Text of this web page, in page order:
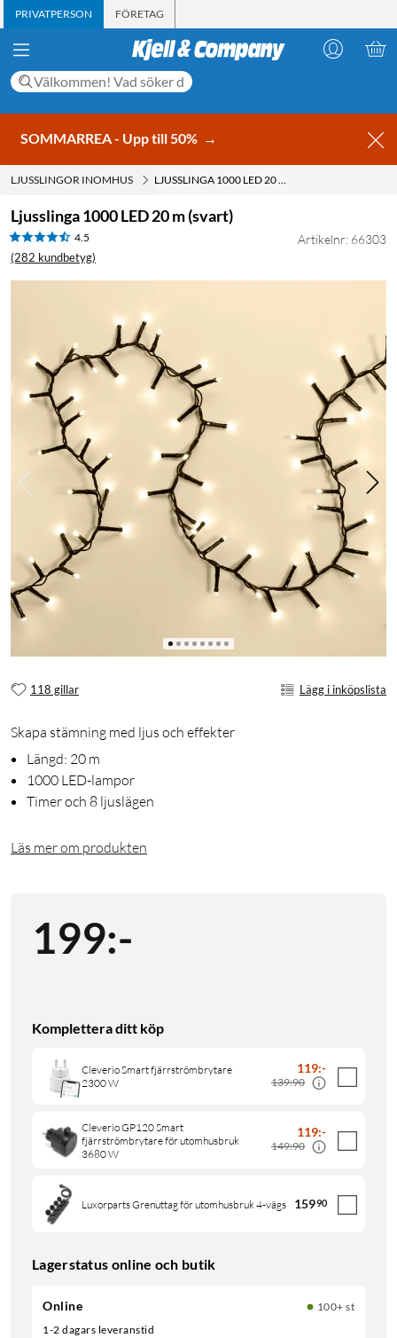
PRIVATPERSON FÖRETAG
SOMMARREA - Upp till 50% →
LJUSSLINGOR INOMHUS LJUSSLINGA 1000 LED 20 M (SVART)
Ljusslinga 1000 LED 20 m (svart)
4.5
(282 kundbetyg)
Artikelnr: 66303
118 gillar Lägg i inköpslista
Skapa stämning med ljus och effekter
Längd: 20 m
1000 LED-lampor
Timer och 8 ljuslägen
Läs mer om produkten
199:-
Komplettera ditt köp
Cleverio Smart fjärrströmbrytare
2300 W
119:-
139:90
Cleverio GP120 Smart
fjärrströmbrytare för utomhusbruk
3680 W
119:-
149:90
Luxorparts Grenuttag för utomhusbruk 4-vägs 15990
Lagerstatus online och butik
Online
100+ st
1-2 dagars leveranstid